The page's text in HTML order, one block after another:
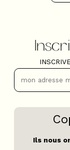
Ils nous